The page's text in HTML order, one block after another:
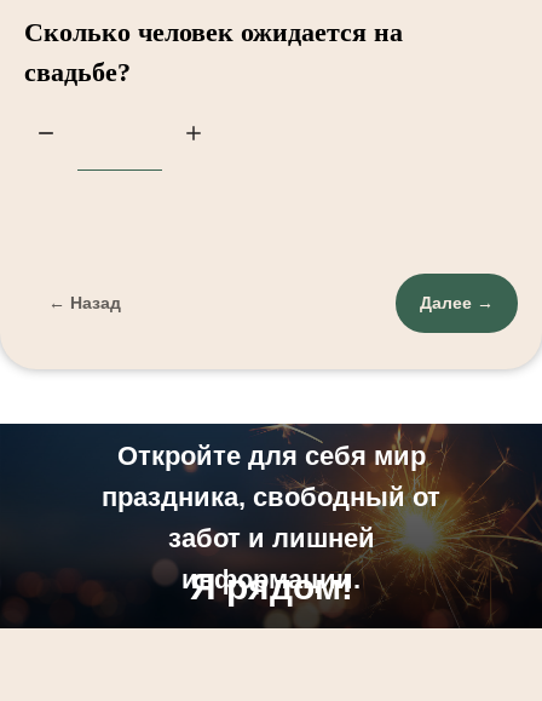
Сколько человек ожидается на
свадьбе?
← Назад Далее →
Откройте для себя мир
праздника, свободный от
забот и лишней
информации.
Я рядом!